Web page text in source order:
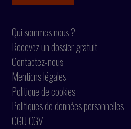
Qui sommes nous ?
Recevez un dossier gratuit
Contactez-nous
Mentions légales
Politique de cookies
Politiques de données personnelles
CGU CGV